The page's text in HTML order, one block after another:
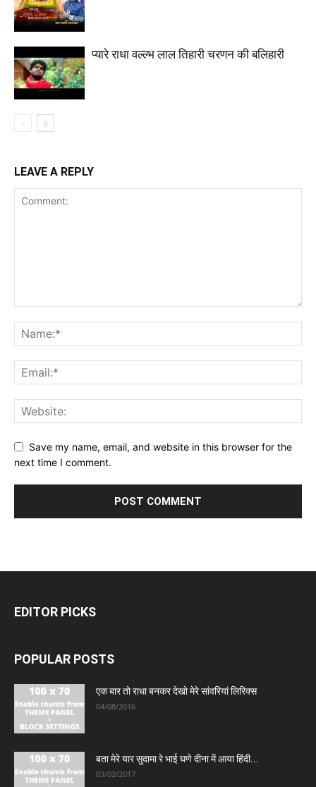
प्यारे राधा वल्ल्भ लाल तिहारी चरणन की बलिहारी
LEAVE A REPLY
Save my name, email, and website in this browser for the
next time I comment.
EDITOR PICKS
POPULAR POSTS
एक बार तो राधा बनकर देखो मेरे सांवरियां लिरिक्स
04/08/2016
बता मेरे यार सुदामा रे भाई घणे दीना में आया हिंदी...
03/02/2017